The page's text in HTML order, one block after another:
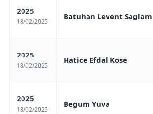
2025
18/02/2025
Batuhan Levent Saglam
2025
18/02/2025
Hatice Efdal Kose
2025
18/02/2025
Begum Yuva